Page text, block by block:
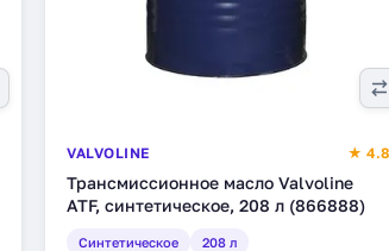
VALVOLINE ★ 4.8
Трансмиссионное масло Valvoline
ATF, синтетическое, 208 л (866888)
Синтетическое 208 л